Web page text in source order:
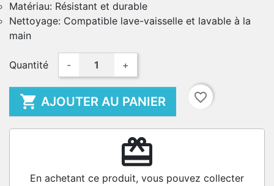
Matériau: Résistant et durable
Nettoyage: Compatible lave-vaisselle et lavable à la
main
Quantité - +
 AJOUTER AU PANIER favorite_border
redeem
En achetant ce produit, vous pouvez collecter